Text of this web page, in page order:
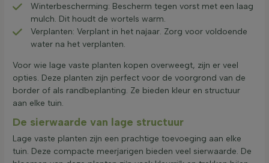
Winterbescherming: Bescherm tegen vorst met een laag
mulch. Dit houdt de wortels warm.
Verplanten: Verplant in het najaar. Zorg voor voldoende
water na het verplanten.
Voor wie lage vaste planten kopen overweegt, zijn er veel
opties. Deze planten zijn perfect voor de voorgrond van de
border of als randbeplanting. Ze bieden kleur en structuur
aan elke tuin.
De sierwaarde van lage structuur
Lage vaste planten zijn een prachtige toevoeging aan elke
tuin. Deze compacte meerjarigen bieden veel sierwaarde. De